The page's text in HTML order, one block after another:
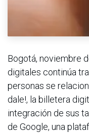
Bogotá, noviembre
digitales continúa
personas se
dale!, la billetera
integración de sus
de Google, una